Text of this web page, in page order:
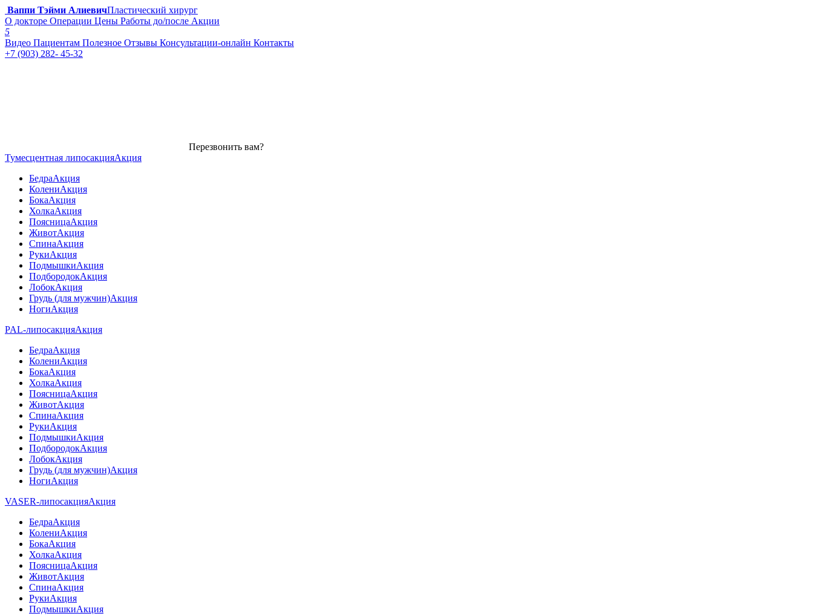
Ваппи Тэйми АлиевичПластический хирург
О докторе Операции Цены Работы до/после Акции
5
Видео Пациентам Полезное Отзывы Консультации-онлайн Контакты
+7 (903) 282- 45-32
Перезвонить вам?
Тумесцентная липосакцияАкция
БедраАкция
КолениАкция
БокаАкция
ХолкаАкция
ПоясницаАкция
ЖивотАкция
СпинаАкция
РукиАкция
ПодмышкиАкция
ПодбородокАкция
ЛобокАкция
Грудь (для мужчин)Акция
НогиАкция
PAL-липосакцияАкция
БедраАкция
КолениАкция
БокаАкция
ХолкаАкция
ПоясницаАкция
ЖивотАкция
СпинаАкция
РукиАкция
ПодмышкиАкция
ПодбородокАкция
ЛобокАкция
Грудь (для мужчин)Акция
НогиАкция
VASER-липосакцияАкция
БедраАкция
КолениАкция
БокаАкция
ХолкаАкция
ПоясницаАкция
ЖивотАкция
СпинаАкция
РукиАкция
ПодмышкиАкция